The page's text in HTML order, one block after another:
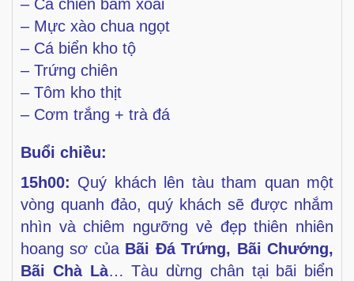
– Cá chiên bằm xoài
– Mực xào chua ngọt
– Cá biển kho tộ
– Trứng chiên
– Tôm kho thịt
– Cơm trắng + trà đá
Buổi chiều:
15h00: Quý khách lên tàu tham quan một
vòng quanh đảo, quý khách sẽ được nhắm
nhìn và chiêm ngưỡng vẻ đẹp thiên nhiên
hoang sơ của Bãi Đá Trứng, Bãi Chướng,
Bãi Chà Là… Tàu dừng chân tại bãi biển